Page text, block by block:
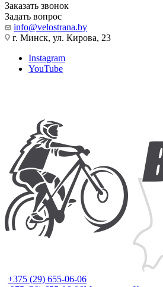
Заказать звонок
Задать вопрос
info@velostrana.by
г. Минск, ул. Кирова, 23
Instagram
YouTube
+375 (29) 655-06-06